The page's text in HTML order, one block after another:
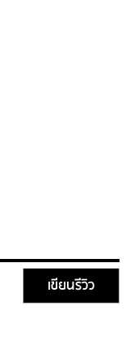
เขียนรีวิว